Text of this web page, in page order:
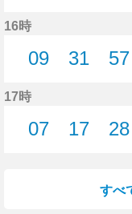
16時
09
31
57
17時
07
17
28
すべ